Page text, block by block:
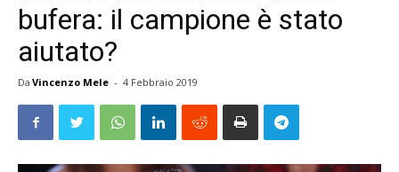
bufera: il campione è stato
aiutato?
Da Vincenzo Mele - 4 Febbraio 2019